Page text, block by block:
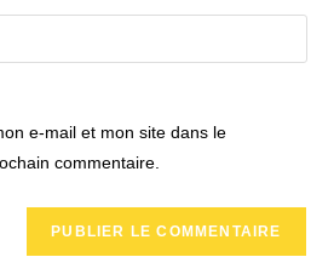
e-mail et mon site dans le
commentaire.